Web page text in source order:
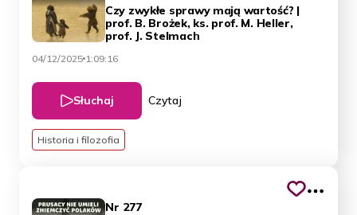
Czy zwykłe sprawy mają wartość? |
prof. B. Brożek, ks. prof. M. Heller,
prof. J. Stelmach
04/12/2025 1:09:16
Słuchaj Czytaj
Historia i filozofia
Nr 277